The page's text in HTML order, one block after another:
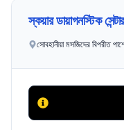
স্কয়ার ডায়াগনস্টিক সেন্টার
সোবহানীয়া মসজিদের বিপরীত